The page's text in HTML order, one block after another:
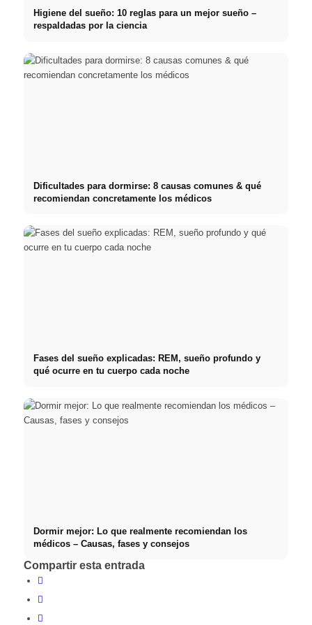
Higiene del sueño: 10 reglas para un mejor sueño –
respaldadas por la ciencia
Dificultades para dormirse: 8 causas comunes & qué
recomiendan concretamente los médicos
Fases del sueño explicadas: REM, sueño profundo y
qué ocurre en tu cuerpo cada noche
Dormir mejor: Lo que realmente recomiendan los
médicos – Causas, fases y consejos
Compartir esta entrada